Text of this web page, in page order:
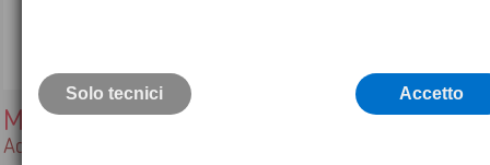
MCFAD1
Adattatore per PC per schede Compact Flash
Solo tecnici Accetto